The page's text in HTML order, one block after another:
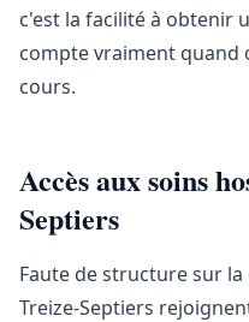
c'est la facilité à obtenir
compte vraiment
cours.
Accès aux soins
Septiers
Faute de structure sur
Treize-Septiers